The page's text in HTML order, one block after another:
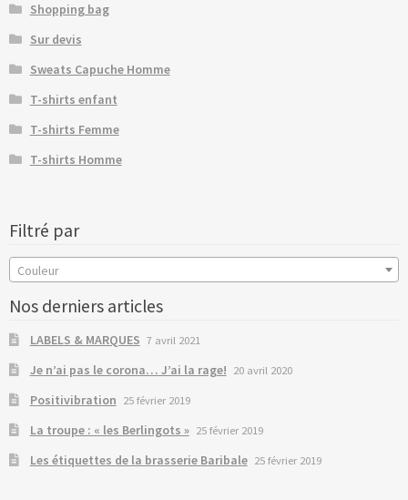
Shopping bag
Sur devis
Sweats Capuche Homme
T-shirts enfant
T-shirts Femme
T-shirts Homme
Filtré par
Couleur
Nos derniers articles
LABELS & MARQUES 7 avril 2021
Je n’ai pas le corona… J’ai la rage! 20 avril 2020
Positivibration 25 février 2019
La troupe : « les Berlingots » 25 février 2019
Les étiquettes de la brasserie Baribale 25 février 2019